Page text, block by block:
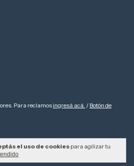
el uso de cookies para agilizar tu
Para reclamos ingresá acá. / Botón de
- 2026. Todos los derechos